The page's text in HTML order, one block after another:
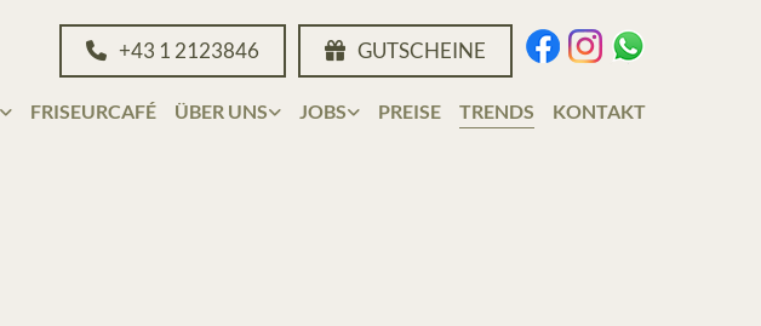
GUTSCHEINE
+43 1 2123846
FRISEURCAFÉ ÜBER UNS JOBS PREISE TRENDS KONTAKT